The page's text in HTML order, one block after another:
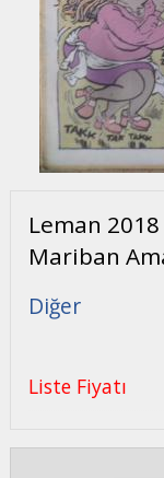
Leman
Mariban
Diğer
Liste Fiyatı